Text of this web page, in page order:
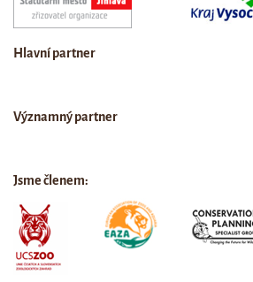
Hlavní partner
Významný partner
Jsme členem: